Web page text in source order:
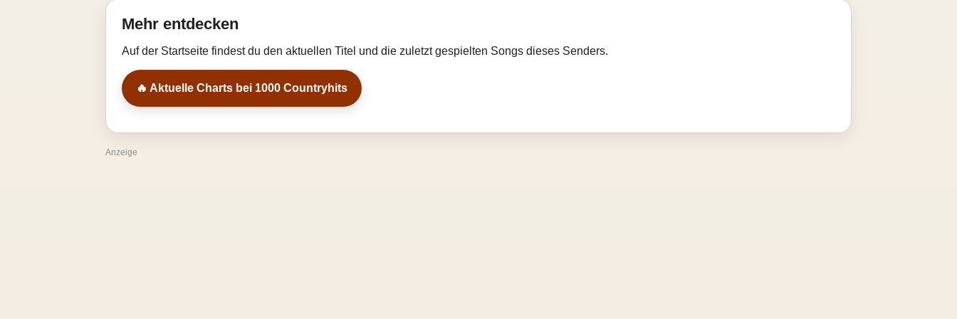
Mehr entdecken
Auf der Startseite findest du den aktuellen Titel und die zuletzt gespielten Songs dieses Senders.
🔥 Aktuelle Charts bei 1000 Countryhits
Anzeige